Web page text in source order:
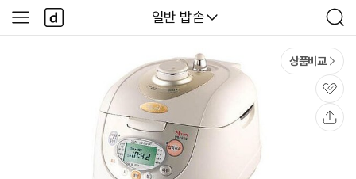
다나와
일반 밥솥
검
색
사
이
다
나
와
상품비교
관
심